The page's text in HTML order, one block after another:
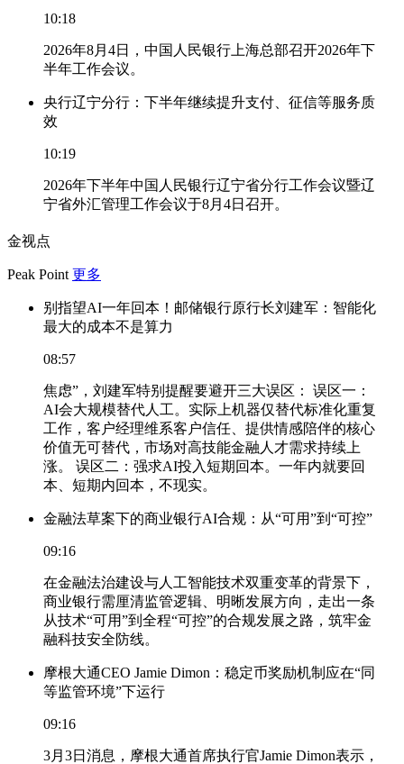
10:18
2026年8月4日，中国人民银行上海总部召开2026年下
半年工作会议。
央行辽宁分行：下半年继续提升支付、征信等服务质
效
10:19
2026年下半年中国人民银行辽宁省分行工作会议暨辽
宁省外汇管理工作会议于8月4日召开。
金视点
Peak Point 更多
别指望AI一年回本！邮储银行原行长刘建军：智能化
最大的成本不是算力
08:57
焦虑”，刘建军特别提醒要避开三大误区： 误区一：
AI会大规模替代人工。实际上机器仅替代标准化重复
工作，客户经理维系客户信任、提供情感陪伴的核心
价值无可替代，市场对高技能金融人才需求持续上
涨。 误区二：强求AI投入短期回本。一年内就要回
本、短期内回本，不现实。
金融法草案下的商业银行AI合规：从“可用”到“可控”
09:16
在金融法治建设与人工智能技术双重变革的背景下，
商业银行需厘清监管逻辑、明晰发展方向，走出一条
从技术“可用”到全程“可控”的合规发展之路，筑牢金
融科技安全防线。
摩根大通CEO Jamie Dimon：稳定币奖励机制应在“同
等监管环境”下运行
09:16
3月3日消息，摩根大通首席执行官Jamie Dimon表示，